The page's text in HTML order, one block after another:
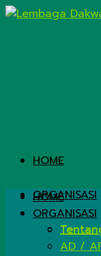
HOME
ORGANISASI
HOME
ORGANISASI
AD /